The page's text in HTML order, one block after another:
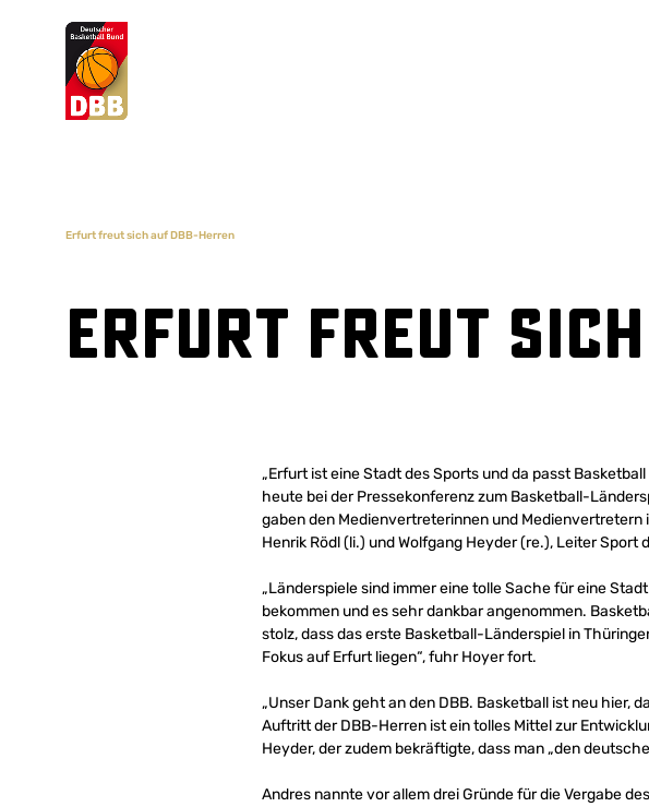
Suchvorschläge
Erfurt freut sich auf DBB-Herren
Erfurt freut sich
„Erfurt ist eine Stadt des Sports und da passt
heute bei der Pressekonferenz zum Basketball-
gaben den Medienvertreterinnen und
Henrik Rödl (li.) und Wolfgang Heyder (re.), Leiter Sport
„Länderspiele sind immer eine tolle Sache für eine
bekommen und es sehr dankbar angenommen.
stolz, dass das erste Basketball-Länderspiel in
Fokus auf Erfurt liegen“, fuhr Hoyer fort.
„Unser Dank geht an den DBB. Basketball ist neu hier,
Auftritt der DBB-Herren ist ein tolles Mittel zur
Heyder, der zudem bekräftigte, dass man „den
Andres nannte vor allem drei Gründe für die Vergabe